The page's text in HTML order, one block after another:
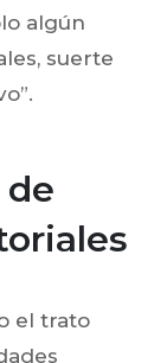
algún
suerte
de
el trato